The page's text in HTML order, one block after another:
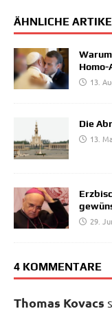
ÄHNLICHE
Homo-
13.
Die
13.
29.
4 KOMMENTARE
Thomas Kovacs